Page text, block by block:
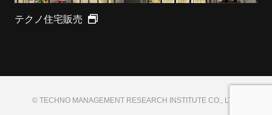
テクノ住宅販売
© TECHNO MANAGEMENT RESEARCH INSTITUTE CO., LTD.